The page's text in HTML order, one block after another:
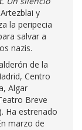
y
la peripecia
salvar a
nazis.
de la
Centro
Algar
Breve
Ha estrenado
marzo de